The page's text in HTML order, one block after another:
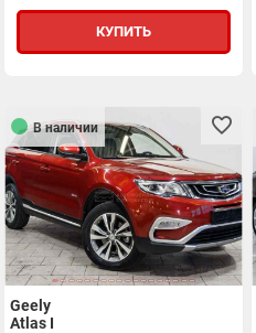
КУПИТЬ
В наличии
Geely
Atlas I